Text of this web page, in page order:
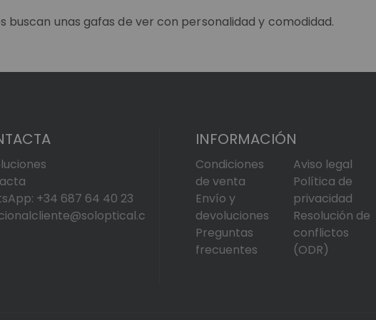
buscan unas gafas de ver con personalidad y comodidad.
+34 687 64 40 23
INFORMACIÓN
Condiciones
de venta
Envío y
devoluciones
Preguntas
frecuentes
Aviso legal
Política de
privacidad
Resolución de
conflictos
(ODR)